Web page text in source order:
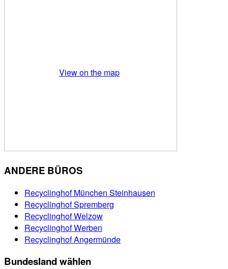
View on the map
ANDERE BÜROS
Recyclinghof München Steinhausen
Recyclinghof Spremberg
Recyclinghof Welzow
Recyclinghof Werben
Recyclinghof Angermünde
Bundesland wählen